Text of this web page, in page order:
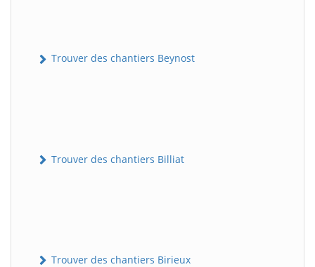
Trouver des chantiers Beynost
Trouver des chantiers Billiat
Trouver des chantiers Birieux